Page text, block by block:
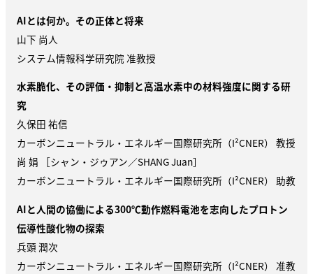
AIとは何か。その正体と将来
山下 尚人
システム情報科学研究院 准教授
水素脆化、その評価・抑制と高温水素中の材料強度に関する研
究
久保田 祐信
カーボンニュートラル・エネルギー国際研究所（I²CNER） 教授
尚 娟 ［シャン ・ ジゥアン／SHANG Juan］
カーボンニュートラル・エネルギー国際研究所（I²CNER） 助教
AIと人間の協働による300℃動作燃料電池を志向したプロトン
伝導性酸化物の探索
兵頭 潤次
カーボンニュートラル・エネルギー国際研究所（I²CNER） 准教